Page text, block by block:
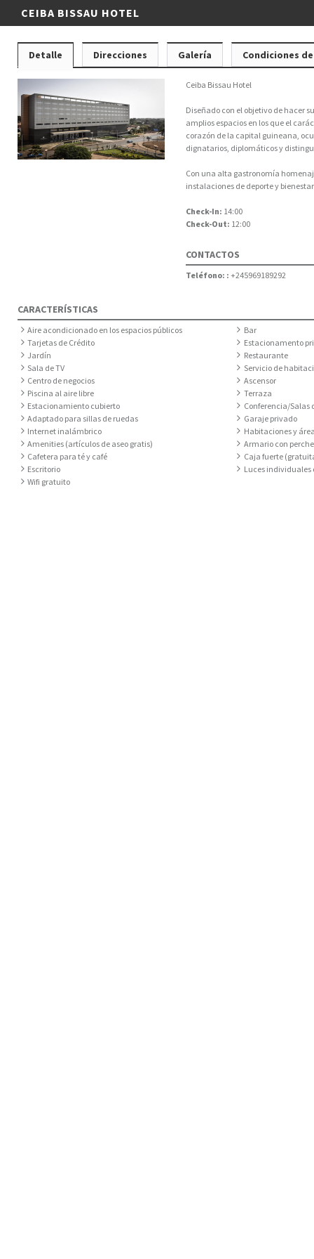
CEIBA BISSAU HOTEL
Detalle Direcciones Galería Condiciones
Ceiba Bissau Hotel
Diseñado con el objetivo de hacer
amplios espacios en los que el
corazón de la capital guineana,
dignatarios, diplomáticos y
Con una alta gastronomía
instalaciones de deporte y
Check-In: 14:00
Check-Out: 12:00
CONTACTOS
Teléfono: : +245969189292
CARACTERÍSTICAS
Aire acondicionado en los espacios públicos
Bar
Tarjetas de Crédito
Estacionamento
Jardín
Restaurante
Sala de TV
Servicio de
Centro de negocios
Ascensor
Piscina al aire libre
Terraza
Estacionamiento cubierto
Conferencia/Salas
Adaptado para sillas de ruedas
Garaje privado
Internet inalámbrico
Habitaciones y
Amenities (artículos de aseo gratis)
Armario con
Cafetera para té y café
Caja fuerte
Escritorio
Luces individuales
Wifi gratuito